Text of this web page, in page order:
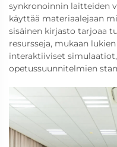
synkronoinnin laitteiden
käyttää materiaalejaan
sisäinen kirjasto tarjoaa
resursseja, mukaan
interaktiiviset
opetussuunnitelmien